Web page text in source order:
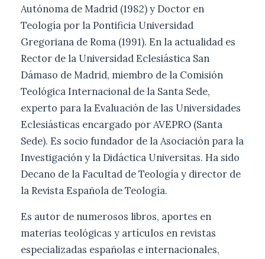
Autónoma de Madrid (1982) y Doctor en
Teología por la Pontificia Universidad
Gregoriana de Roma (1991). En la actualidad es
Rector de la Universidad Eclesiástica San
Dámaso de Madrid, miembro de la Comisión
Teológica Internacional de la Santa Sede,
experto para la Evaluación de las Universidades
Eclesiásticas encargado por AVEPRO (Santa
Sede). Es socio fundador de la Asociación para la
Investigación y la Didáctica Universitas. Ha sido
Decano de la Facultad de Teología y director de
la Revista Española de Teología.
Es autor de numerosos libros, aportes en
materias teológicas y artículos en revistas
especializadas españolas e internacionales,